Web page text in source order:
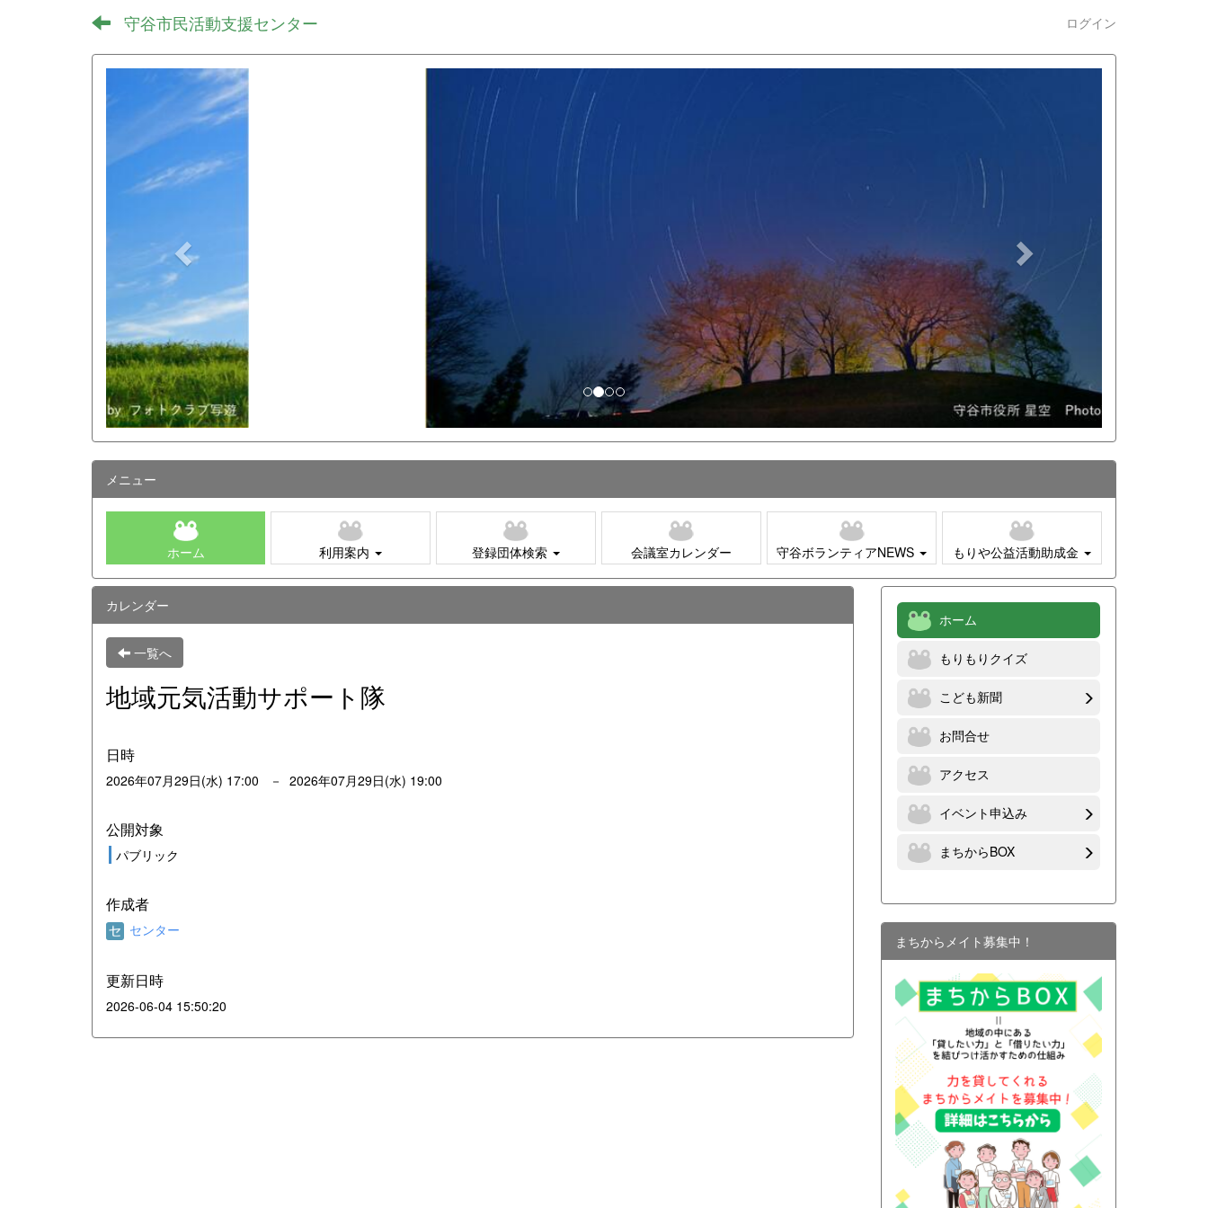
守谷市民活動支援センター ログイン
p
e
i
s
メニュー
ホーム 利用案内 登録団体検索 会議室カレンダー 守谷ボランティアNEWS もりや公益活動助成金
カレンダー
一覧へ
地域元気活動サポート隊
日時
2026年07月29日(水) 17:00 － 2026年07月29日(水) 19:00
公開対象
パブリック
作成者
センター
更新日時
2026-06-04 15:50:20
ホーム
もりもりクイズ
こども新聞
お問合せ
アクセス
イベント申込み
まちからBOX
まちからメイト募集中！